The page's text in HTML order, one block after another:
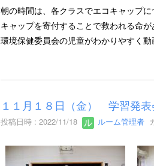
朝の時間は、各クラスでエコキャップに
キャップを寄付することで救われる命が
環境保健委員会の児童がわかりやすく動
１１月１８日（金） 学習発
投稿日時 : 2022/11/18 ルーム管理者